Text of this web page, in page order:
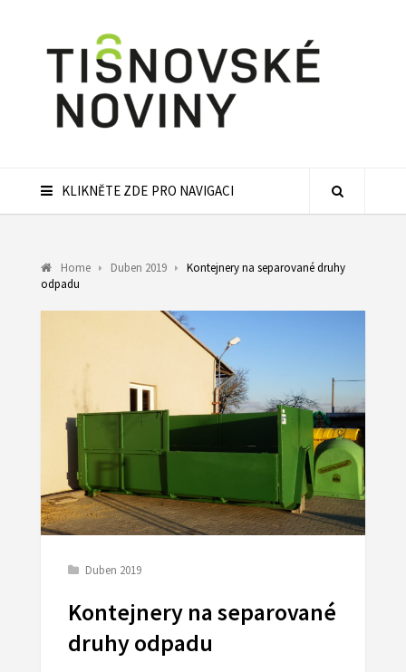
KLIKNĚTE ZDE PRO NAVIGACI
Home Duben 2019
Kontejnery na separované druhy
odpadu
Duben 2019
Kontejnery na separované
druhy odpadu